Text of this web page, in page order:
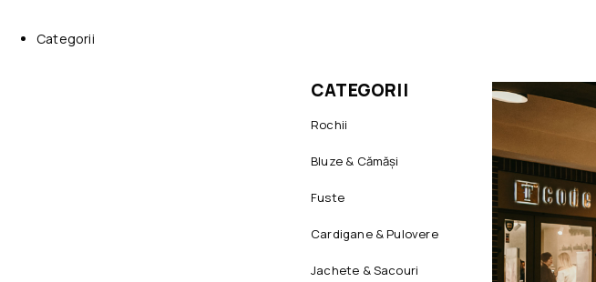
Categorii
CATEGORII
Rochii
Bluze & Cămăși
Fuste
Cardigane & Pulovere
Jachete & Sacouri